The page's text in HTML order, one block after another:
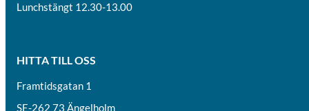
Lunchstängt 12.30-13.00
HITTA TILL OSS
Framtidsgatan 1
SE-262 73 Ängelholm